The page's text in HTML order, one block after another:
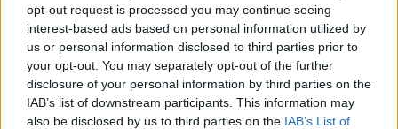
opt-out request is processed you may continue seeing
interest-based ads based on personal information utilized by
us or personal information disclosed to third parties prior to
your opt-out. You may separately opt-out of the further
disclosure of your personal information by third parties on the
IAB’s list of downstream participants. This information may
also be disclosed by us to third parties on the IAB’s List of